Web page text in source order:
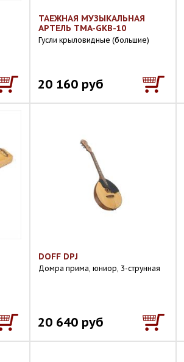
ТАЕЖНАЯ МУЗЫКАЛЬНАЯ
АРТЕЛЬ TMA-GKB-10
Гусли крыловидные (большие)
20 160 руб
DOFF DPJ
Домра прима, юниор, 3-струнная
20 640 руб